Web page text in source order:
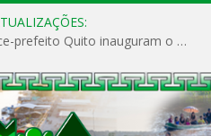
Prefeito Vivaldo Mendes e vice-prefeito Quito inauguram o CAPS e fortalecem a saúde pública em Anajás.